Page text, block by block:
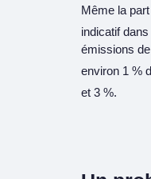
Même la
indicatif
émissions
environ 1 %
et 3 %.